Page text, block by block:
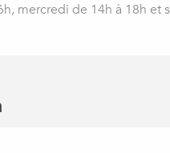
mercredi de 14h à 18h et